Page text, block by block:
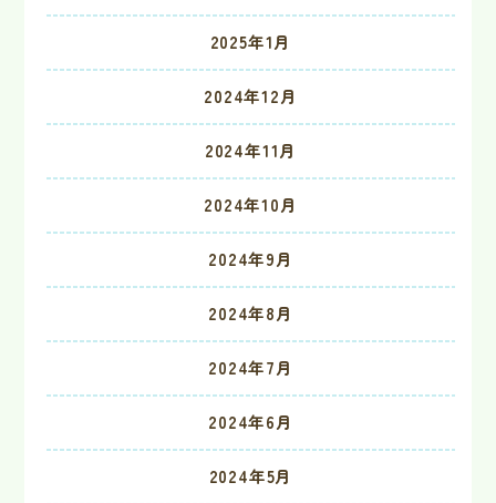
2025年1月
2024年12月
2024年11月
2024年10月
2024年9月
2024年8月
2024年7月
2024年6月
2024年5月